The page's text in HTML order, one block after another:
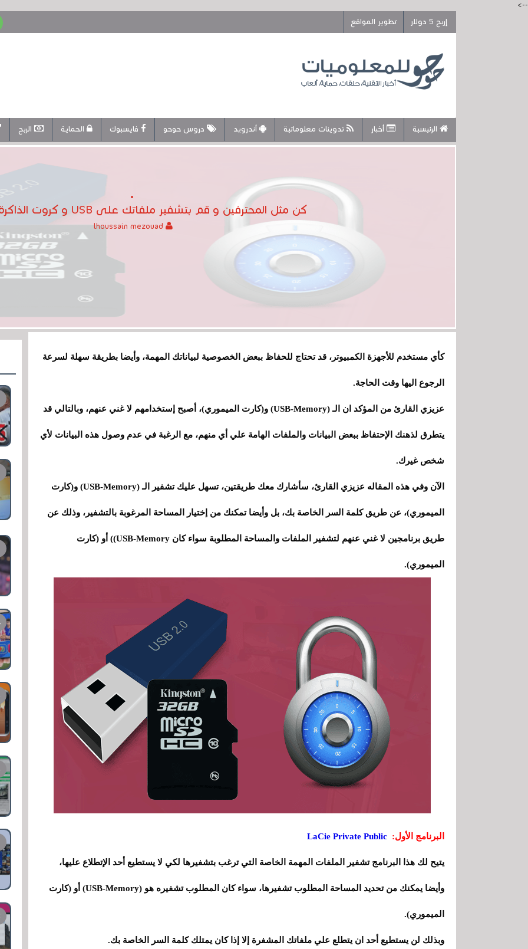
-->
إربح 5 دولار
تطوير المواقع
الرئيسية أخبار تدوينات معلوماتية أندرويد دروس حوحو فايسبوك الحماية الربح
كن مثل المحترفين و قم بتشفير ملفاتك على USB و كروت الذاكرة بسهولة
كأي مستخدم للأجهزة الكمبيوتر، قد تحتاج للحفاظ ببعض الخصوصية لبياناتك المهمة، وأيضا بطريقة سهلة لسرعة
الرجوع اليها وقت الحاجة.
عزيزي القارئ من المؤكد ان الـ (USB-Memory) و(كارت الميموري)، أصبح إستخدامهم لا غني عنهم، وبالتالي قد
يتطرق لذهنك الإحتفاظ ببعض البيانات والملفات الهامة علي أي منهم، مع الرغبة في عدم وصول هذه البيانات لأي
شخص غيرك.
الآن وفي هذه المقاله عزيزي القارئ، سأشارك معك طريقتين، تسهل عليك تشفير الـ (USB-Memory) و(كارت
الميموري)، عن طريق كلمة السر الخاصة بك، بل وأيضا تمكنك من إختيار المساحة المرغوبة بالتشفير ، وذلك عن
طريق برنامجين لا غني عنهم لتشفير الملفات والمساحة المطلوبة سواء كان USB-Memory)) أو (كارت
الميموري).
البرنامج الأول: LaCie Private Public
يتيح لك هذا البرنامج تشفير الملفات المهمة الخاصة التي ترغب بتشفيرها لكي لا يستطيع أحد الإتطلاع عليها،
وأيضا يمكنك من تحديد المساحة المطلوب تشفيرها، سواء كان المطلوب تشفيره هو (USB-Memory) أو (كارت
الميموري).
وبذلك لن يستطيع أحد ان يتطلع علي ملفاتك المشفرة إلا إذا كان يمتلك كلمة السر الخاصة بك.